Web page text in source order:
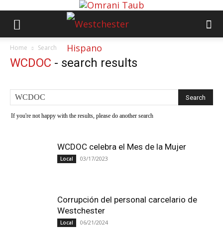
Home Search
WCDOC - search results
If you're not happy with the results, please do another search
WCDOC celebra el Mes de la Mujer
Local 03/17/2023
Corrupción del personal carcelario de
Westchester
Local 06/21/2024